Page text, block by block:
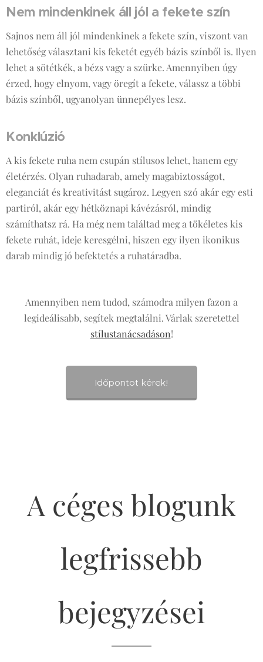
Nem mindenkinek áll jól a fekete szín
Sajnos nem áll jól mindenkinek a fekete szín, viszont van
lehetőség választani kis feketét egyéb bázis színből is. Ilyen
lehet a sötétkék, a bézs vagy a szürke. Amennyiben úgy
érzed, hogy elnyom, vagy öregít a fekete, válassz a többi
bázis színből, ugyanolyan ünnepélyes lesz.
Konklúzió
A kis fekete ruha nem csupán stílusos lehet, hanem egy
életérzés. Olyan ruhadarab, amely magabiztosságot,
eleganciát és kreativitást sugároz. Legyen szó akár egy esti
partiról, akár egy hétköznapi kávézásról, mindig
számíthatsz rá. Ha még nem találtad meg a tökéletes kis
fekete ruhát, ideje keresgélni, hiszen egy ilyen ikonikus
darab mindig jó befektetés a ruhatáradba.
Amennyiben nem tudod, számodra milyen fazon a
legideálisabb, segítek megtalálni. Várlak szeretettel
stílustanácsadáson!
Időpontot kérek!
A céges blogunk
legfrissebb
bejegyzései